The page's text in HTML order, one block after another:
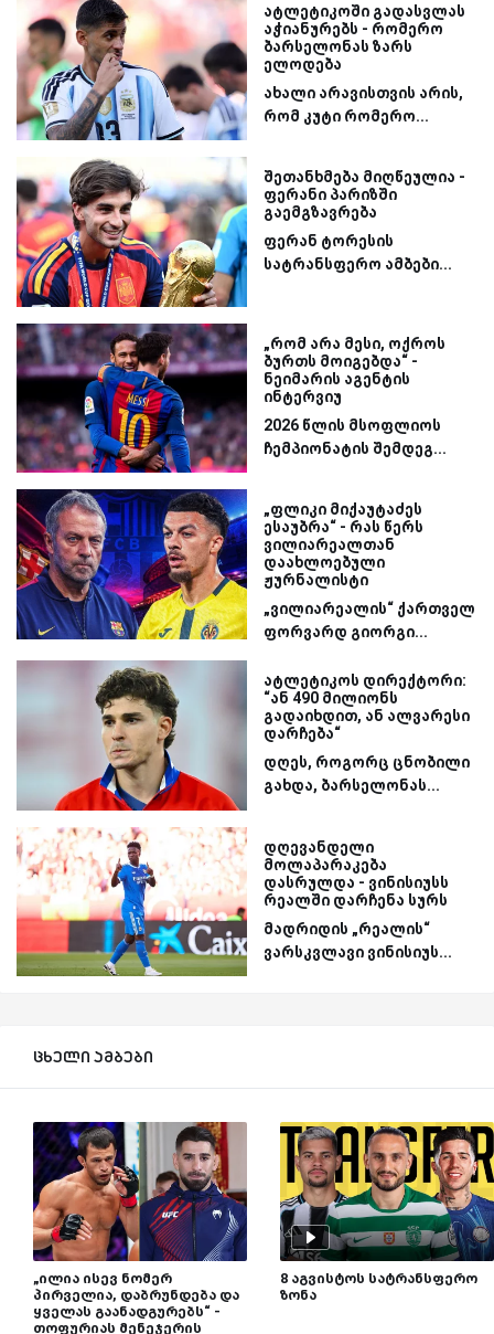
ატლეტიკოში გადასვლას
აჭიანურებს - რომერო
ბარსელონას ზარს
ელოდება
ახალი არავისთვის არის,
რომ კუტი რომერო...
შეთანხმება მიღწეულია -
ფერანი პარიზში
გაემგზავრება
ფერან ტორესის
სატრანსფერო ამბები...
„რომ არა მესი, ოქროს
ბურთს მოიგებდა“ -
ნეიმარის აგენტის
ინტერვიუ
2026 წლის მსოფლიოს
ჩემპიონატის შემდეგ...
„ფლიკი მიქაუტაძეს
ესაუბრა“ - რას წერს
ვილიარეალთან
დაახლოებული
ჟურნალისტი
„ვილიარეალის“ ქართველ
ფორვარდ გიორგი...
ატლეტიკოს დირექტორი:
“ან 490 მილიონს
გადაიხდით, ან ალვარესი
დარჩება“
დღეს, როგორც ცნობილი
გახდა, ბარსელონას...
დღევანდელი
მოლაპარაკება
დასრულდა - ვინისიუსს
რეალში დარჩენა სურს
მადრიდის „რეალის“
ვარსკვლავი ვინისიუს...
ცხელი ამბები
„ილია ისევ ნომერ
პირველია, დაბრუნდება და
ყველას გაანადგურებს“ -
თოფურიას მენეჯერის
8 აგვისტოს სატრანსფერო
ზონა